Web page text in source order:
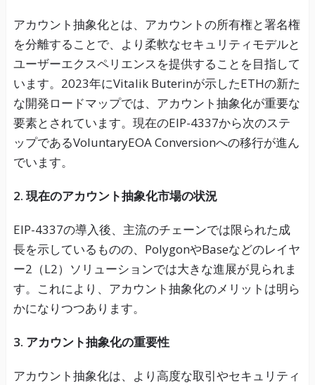
アカウント抽象化とは、アカウントの所有権と署名権
を分離することで、より柔軟なセキュリティモデルと
ユーザーエクスペリエンスを提供することを目指して
います。2023年にVitalik Buterinが示したETHの新た
な開発ロードマップでは、アカウント抽象化が重要な
要素とされています。現在のEIP-4337から次のステ
ップであるVoluntaryEOA Conversionへの移行が進ん
でいます。
2. 現在のアカウント抽象化市場の状況
EIP-4337の導入後、主流のチェーンでは限られた成
長を示しているものの、PolygonやBaseなどのレイヤ
ー2（L2）ソリューションでは大きな進展が見られま
す。これにより、アカウント抽象化のメリットは明ら
かになりつつあります。
3. アカウント抽象化の重要性
アカウント抽象化は、より高度な取引やセキュリティ